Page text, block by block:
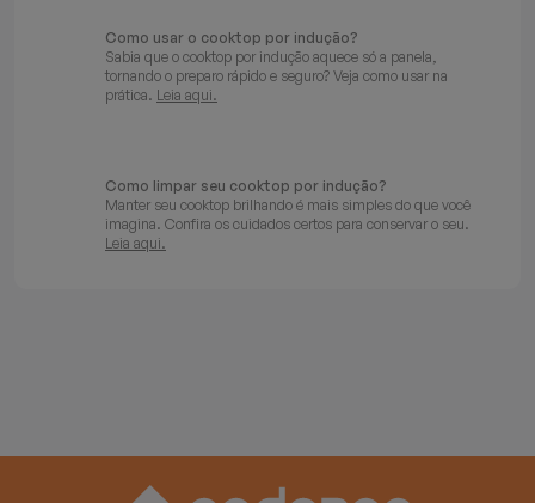
Como usar o cooktop por indução?
Sabia que o cooktop por indução aquece só a panela,
tornando o preparo rápido e seguro? Veja como usar na
prática. Leia aqui.
Como limpar seu cooktop por indução?
Manter seu cooktop brilhando é mais simples do que você
imagina. Confira os cuidados certos para conservar o seu.
Leia aqui.